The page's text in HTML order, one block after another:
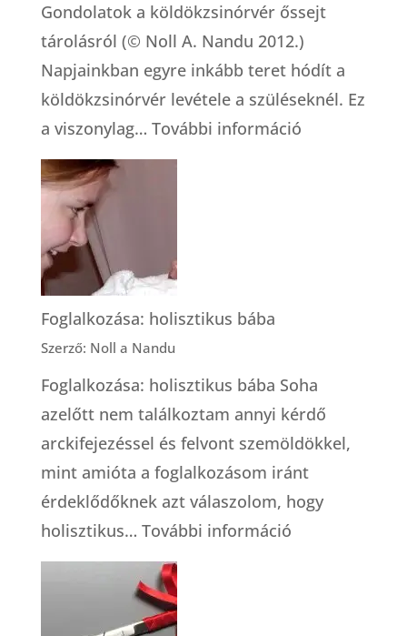
Gondolatok a köldökzsinórvér őssejt
tárolásról (© Noll A. Nandu 2012.)
Napjainkban egyre inkább teret hódít a
köldökzsinórvér levétele a szüléseknél. Ez
a viszonylag… További információ:
Foglalkozása: holisztikus bába
Szerző: Noll a Nandu
Foglalkozása: holisztikus bába Soha
azelőtt nem találkoztam annyi kérdő
arckifejezéssel és felvont szemöldökkel,
mint amióta a foglalkozásom iránt
érdeklődőknek azt válaszolom, hogy
holisztikus… További információ: